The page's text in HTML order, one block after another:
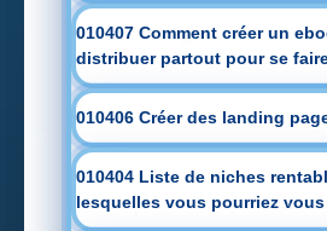
010407 Comment créer un
distribuer partout pour se
010406 Créer des landing
010404 Liste de niches
lesquelles vous pourriez